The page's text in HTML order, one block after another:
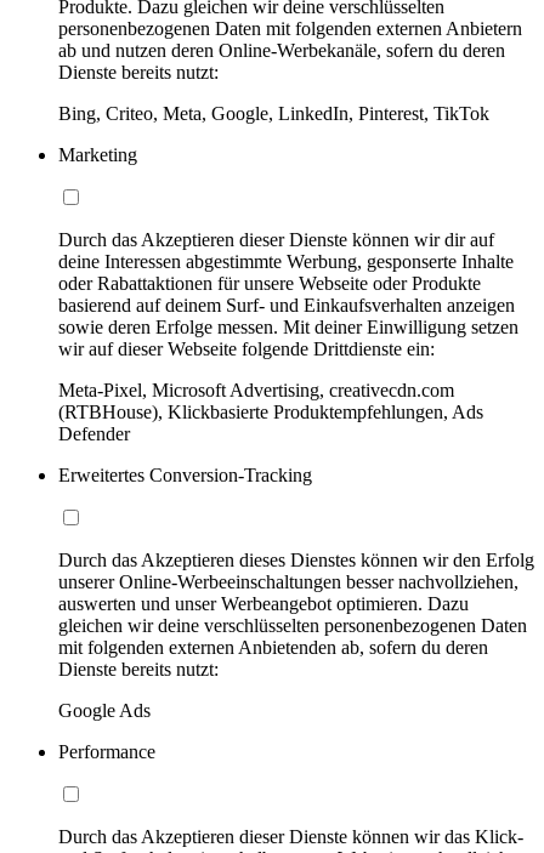
Produkte. Dazu gleichen wir deine verschlüsselten
personenbezogenen Daten mit folgenden externen Anbietern
ab und nutzen deren Online-Werbekanäle, sofern du deren
Dienste bereits nutzt:
Bing, Criteo, Meta, Google, LinkedIn, Pinterest, TikTok
Marketing
Durch das Akzeptieren dieser Dienste können wir dir auf
deine Interessen abgestimmte Werbung, gesponserte Inhalte
oder Rabattaktionen für unsere Webseite oder Produkte
basierend auf deinem Surf- und Einkaufsverhalten anzeigen
sowie deren Erfolge messen. Mit deiner Einwilligung setzen
wir auf dieser Webseite folgende Drittdienste ein:
Meta-Pixel, Microsoft Advertising, creativecdn.com
(RTBHouse), Klickbasierte Produktempfehlungen, Ads
Defender
Erweitertes Conversion-Tracking
Durch das Akzeptieren dieses Dienstes können wir den Erfolg
unserer Online-Werbeeinschaltungen besser nachvollziehen,
auswerten und unser Werbeangebot optimieren. Dazu
gleichen wir deine verschlüsselten personenbezogenen Daten
mit folgenden externen Anbietenden ab, sofern du deren
Dienste bereits nutzt:
Google Ads
Performance
Durch das Akzeptieren dieser Dienste können wir das Klick-